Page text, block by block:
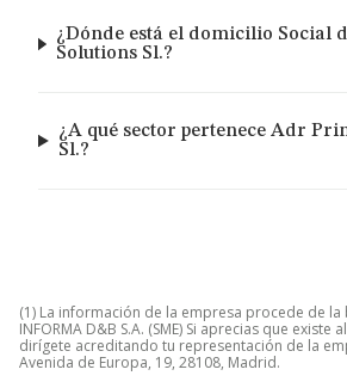
¿Dónde está el domicilio Social
Solutions Sl.?
¿A qué sector pertenece Adr
Sl.?
(1) La información de la empresa procede de
INFORMA D&B S.A. (SME) Si aprecias que
dirígete acreditando tu representación de la
Avenida de Europa, 19, 28108, Madrid.